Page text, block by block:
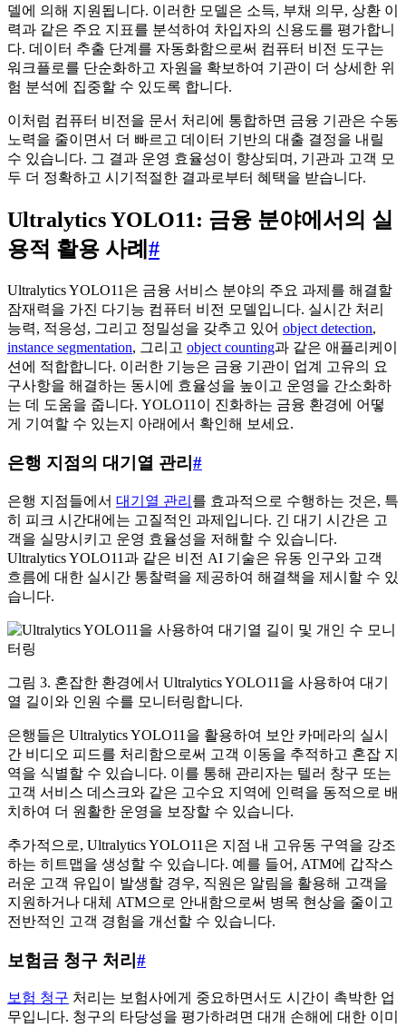
델에 의해 지원됩니다. 이러한 모델은 소득, 부채 의무, 상환 이
력과 같은 주요 지표를 분석하여 차입자의 신용도를 평가합니
다. 데이터 추출 단계를 자동화함으로써 컴퓨터 비전 도구는
워크플로를 단순화하고 자원을 확보하여 기관이 더 상세한 위
험 분석에 집중할 수 있도록 합니다.
이처럼 컴퓨터 비전을 문서 처리에 통합하면 금융 기관은 수동
노력을 줄이면서 더 빠르고 데이터 기반의 대출 결정을 내릴
수 있습니다. 그 결과 운영 효율성이 향상되며, 기관과 고객 모
두 더 정확하고 시기적절한 결과로부터 혜택을 받습니다.
Ultralytics YOLO11: 금융 분야에서의 실
용적 활용 사례 #
Ultralytics YOLO11은 금융 서비스 분야의 주요 과제를 해결할
잠재력을 가진 다기능 컴퓨터 비전 모델입니다. 실시간 처리
능력, 적응성, 그리고 정밀성을 갖추고 있어 object detection,
instance segmentation, 그리고 object counting과 같은 애플리케이
션에 적합합니다. 이러한 기능은 금융 기관이 업계 고유의 요
구사항을 해결하는 동시에 효율성을 높이고 운영을 간소화하
는 데 도움을 줍니다. YOLO11이 진화하는 금융 환경에 어떻
게 기여할 수 있는지 아래에서 확인해 보세요.
은행 지점의 대기열 관리 #
은행 지점들에서 대기열 관리 를 효과적으로 수행하는 것은, 특
히 피크 시간대에는 고질적인 과제입니다. 긴 대기 시간은 고
객을 실망시키고 운영 효율성을 저해할 수 있습니다.
Ultralytics YOLO11과 같은 비전 AI 기술은 유동 인구와 고객
흐름에 대한 실시간 통찰력을 제공하여 해결책을 제시할 수 있
습니다.
그림 3. 혼잡한 환경에서 Ultralytics YOLO11을 사용하여 대기
열 길이와 인원 수를 모니터링합니다.
은행들은 Ultralytics YOLO11을 활용하여 보안 카메라의 실시
간 비디오 피드를 처리함으로써 고객 이동을 추적하고 혼잡 지
역을 식별할 수 있습니다. 이를 통해 관리자는 텔러 창구 또는
고객 서비스 데스크와 같은 고수요 지역에 인력을 동적으로 배
치하여 더 원활한 운영을 보장할 수 있습니다.
추가적으로, Ultralytics YOLO11은 지점 내 고유동 구역을 강조
하는 히트맵을 생성할 수 있습니다. 예를 들어, ATM에 갑작스
러운 고객 유입이 발생할 경우, 직원은 알림을 활용해 고객을
지원하거나 대체 ATM으로 안내함으로써 병목 현상을 줄이고
전반적인 고객 경험을 개선할 수 있습니다.
보험금 청구 처리 #
보험 청구 처리는 보험사에게 중요하면서도 시간이 촉박한 업
무입니다. 청구의 타당성을 평가하려면 대개 손해에 대한 이미